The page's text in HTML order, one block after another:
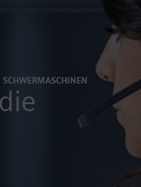
von Schwermaschinen